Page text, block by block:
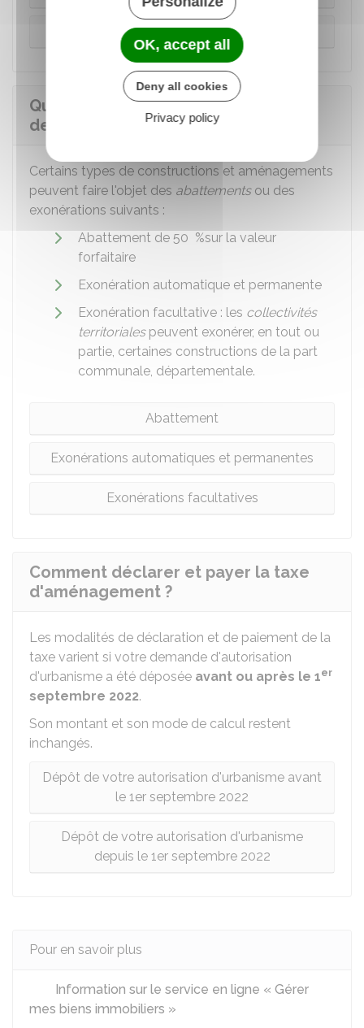
Projet d'aménagement ou d'installation
Quels abattements et exonérations
de la taxe d'aménagement ?
Certains types de constructions et aménagements
peuvent faire l'objet des abattementsou des
exonérations suivants :
Abattement de 50 %sur la valeur
forfaitaire
Exonération automatique et permanente
Exonération facultative : les collectivités
territorialespeuvent exonérer, en tout ou
partie, certaines constructions de la part
communale, départementale.
Abattement
Exonérations automatiques et permanentes
Exonérations facultatives
Comment déclarer et payer la taxe
d'aménagement ?
Les modalités de déclaration et de paiement de la
taxe varient si votre demande d'autorisation
d'urbanisme a été déposée avant ou après le 1er
septembre 2022.
Son montant et son mode de calcul restent
inchangés.
Dépôt de votre autorisation d'urbanisme avant
le 1er septembre 2022
Dépôt de votre autorisation d'urbanisme
depuis le 1er septembre 2022
Pour en savoir plus
Information sur le service en ligne « Gérer
mes biens immobiliers »
OK, accept all
Deny all cookies
Privacy policy